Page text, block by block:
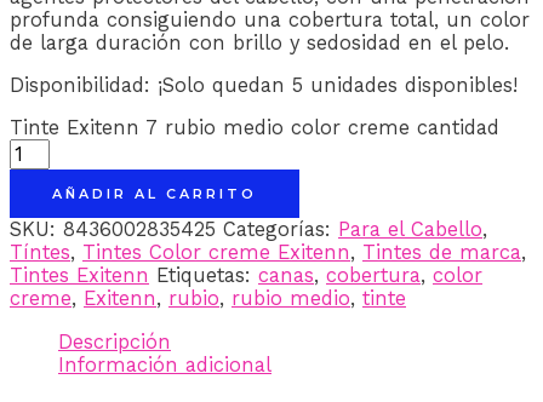
profunda consiguiendo una cobertura total, un color
de larga duración con brillo y sedosidad en el pelo.
Disponibilidad: ¡Solo quedan 5 unidades disponibles!
Tinte Exitenn 7 rubio medio color creme cantidad
AÑADIR AL CARRITO
SKU: 8436002835425 Categorías: Para el Cabello,
Tíntes, Tintes Color creme Exitenn, Tintes de marca,
Tintes Exitenn Etiquetas: canas, cobertura, color
creme, Exitenn, rubio, rubio medio, tinte
Descripción
Información adicional